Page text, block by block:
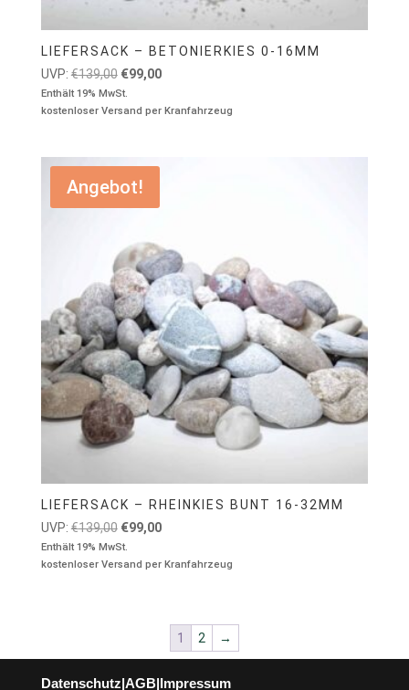
LIEFERSACK – BETONIERKIES 0-16MM
UVP: €139,00 Ursprünglicher
Preis
war:
€99,00Aktueller
ist:
Enthält 19% MwSt.
kostenloser Versand per Kranfahrzeug
Angebot!
LIEFERSACK – RHEINKIES BUNT 16-32MM
UVP: €139,00 Ursprünglicher
Preis
war:
€99,00Aktueller
ist:
Enthält 19% MwSt.
kostenloser Versand per Kranfahrzeug
1 2 →
Datenschutz|AGB|Impressum